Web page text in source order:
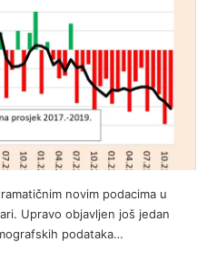
novim podacima u
Upravo objavljen još jedan
podataka…